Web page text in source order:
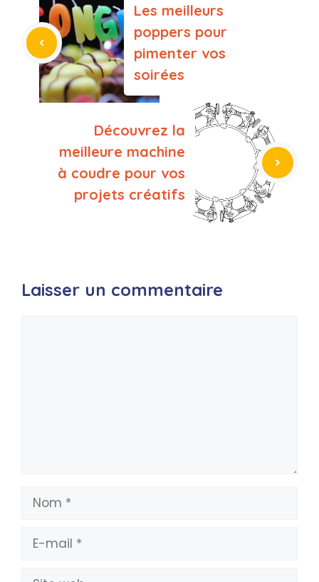
Les meilleurs
poppers pour
pimenter vos
soirées
Découvrez la
meilleure machine
à coudre pour vos
projets créatifs
Laisser un commentaire
Nom
mail
Site